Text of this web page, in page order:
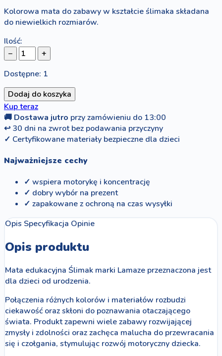
Kolorowa mata do zabawy w kształcie ślimaka składana
do niewielkich rozmiarów.
Ilość:
−
+
Dostępne: 1
Dodaj do koszyka
Kup teraz
🚚 Dostawa jutro przy zamówieniu do 13:00
↩ 30 dni na zwrot bez podawania przyczyny
✓ Certyfikowane materiały bezpieczne dla dzieci
Najważniejsze cechy
✓ wspiera motorykę i koncentrację
✓ dobry wybór na prezent
✓ zapakowane z ochroną na czas wysyłki
Opis Specyfikacja Opinie
Opis produktu
Mata edukacyjna Ślimak marki Lamaze przeznaczona jest
dla dzieci od urodzenia.
Połączenia różnych kolorów i materiałów rozbudzi
ciekawość oraz skłoni do poznawania otaczającego
świata. Produkt zapewni wiele zabawy rozwijającej
zmysły i zdolności oraz zachęca malucha do przewracania
się i czołgania, stymulując rozwój motoryczny dziecka.